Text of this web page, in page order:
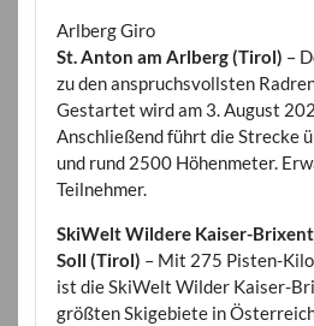
Arlberg Giro
St. Anton am Arlberg (Tirol) –
zu den anspruchsvollsten
Gestartet wird am 3. August
Anschließend führt die Strecke
und rund 2500 Höhenmeter.
Teilnehmer.
SkiWelt Wildere Kaiser-
Soll (Tirol) – Mit 275 Pisten-
ist die SkiWelt Wilder Kaiser-
größten Skigebiete in